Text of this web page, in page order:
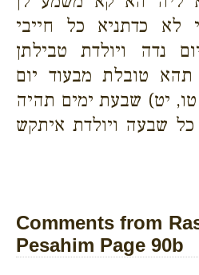
לא כדתניא כל חייבי
נדה ויולדת טבילתן
תהא טובלת מבעוד יום
יט) שבעת ימים תהיה
שבעה ויולדת איתקש
Comments from
Pesahim Page 90b